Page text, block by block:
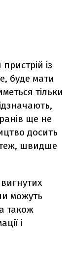
із
буде мати
тільки
ще не
досить
теж, швидше
можуть
також
і